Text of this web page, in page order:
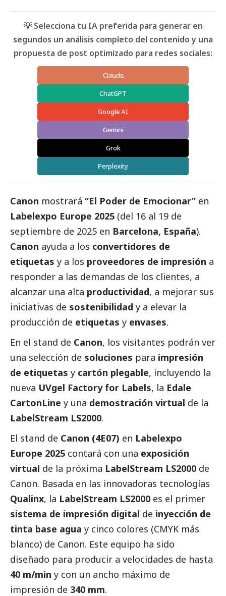
💡 Selecciona tu IA preferida para generar en
segundos un análisis completo del contenido y una
propuesta de post optimizado para redes sociales:
Claude
ChatGPT
Google AI
Gemini
Grok
Perplexity
Canon mostrará “El Poder de Emocionar” en
Labelexpo Europe 2025 (del 16 al 19 de
septiembre de 2025 en Barcelona, España).
Canon ayuda a los convertidores de
etiquetas y a los proveedores de impresión a
responder a las demandas de los clientes, a
alcanzar una alta productividad, a mejorar sus
iniciativas de sostenibilidad y a elevar la
producción de etiquetas y envases.
En el stand de Canon, los visitantes podrán ver
una selección de soluciones para impresión
de etiquetas y cartón plegable, incluyendo la
nueva UVgel Factory for Labels, la Edale
CartonLine y una demostración virtual de la
LabelStream LS2000.
El stand de Canon (4E07) en Labelexpo
Europe 2025 contará con una exposición
virtual de la próxima LabelStream LS2000 de
Canon. Basada en las innovadoras tecnologías
Qualinx, la LabelStream LS2000 es el primer
sistema de impresión digital de inyección de
tinta base agua y cinco colores (CMYK más
blanco) de Canon. Este equipo ha sido
diseñado para producir a velocidades de hasta
40 m/min y con un ancho máximo de
impresión de 340 mm.